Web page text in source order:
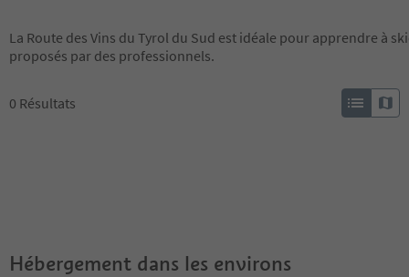
La Route des Vins du Tyrol du Sud est idéale pour apprendre à
proposés par des professionnels.
0 Résultats
Hébergement dans les environs